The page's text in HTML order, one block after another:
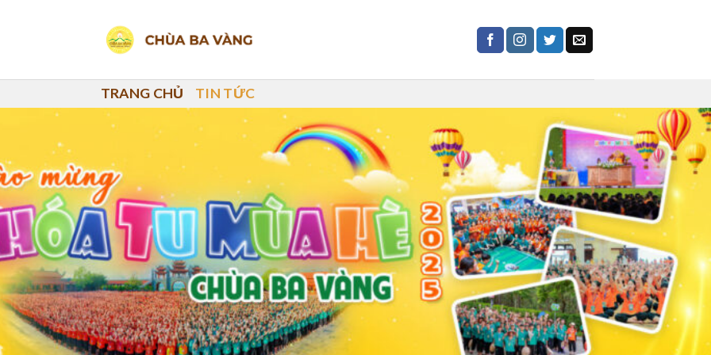
TRANG CHỦ TIN TỨC